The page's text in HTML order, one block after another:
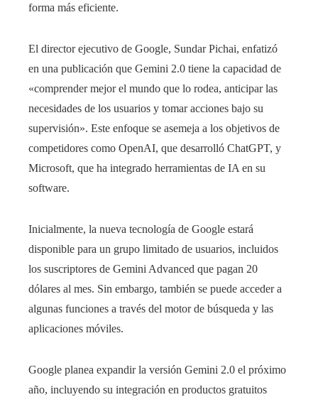
forma más eficiente.
El director ejecutivo de Google, Sundar Pichai, enfatizó
en una publicación que Gemini 2.0 tiene la capacidad de
«comprender mejor el mundo que lo rodea, anticipar las
necesidades de los usuarios y tomar acciones bajo su
supervisión». Este enfoque se asemeja a los objetivos de
competidores como OpenAI, que desarrolló ChatGPT, y
Microsoft, que ha integrado herramientas de IA en su
software.
Inicialmente, la nueva tecnología de Google estará
disponible para un grupo limitado de usuarios, incluidos
los suscriptores de Gemini Advanced que pagan 20
dólares al mes. Sin embargo, también se puede acceder a
algunas funciones a través del motor de búsqueda y las
aplicaciones móviles.
Google planea expandir la versión Gemini 2.0 el próximo
año, incluyendo su integración en productos gratuitos